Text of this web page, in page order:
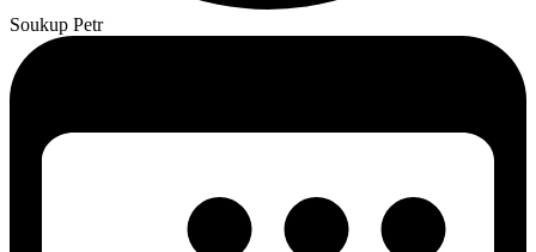
Soukup Petr